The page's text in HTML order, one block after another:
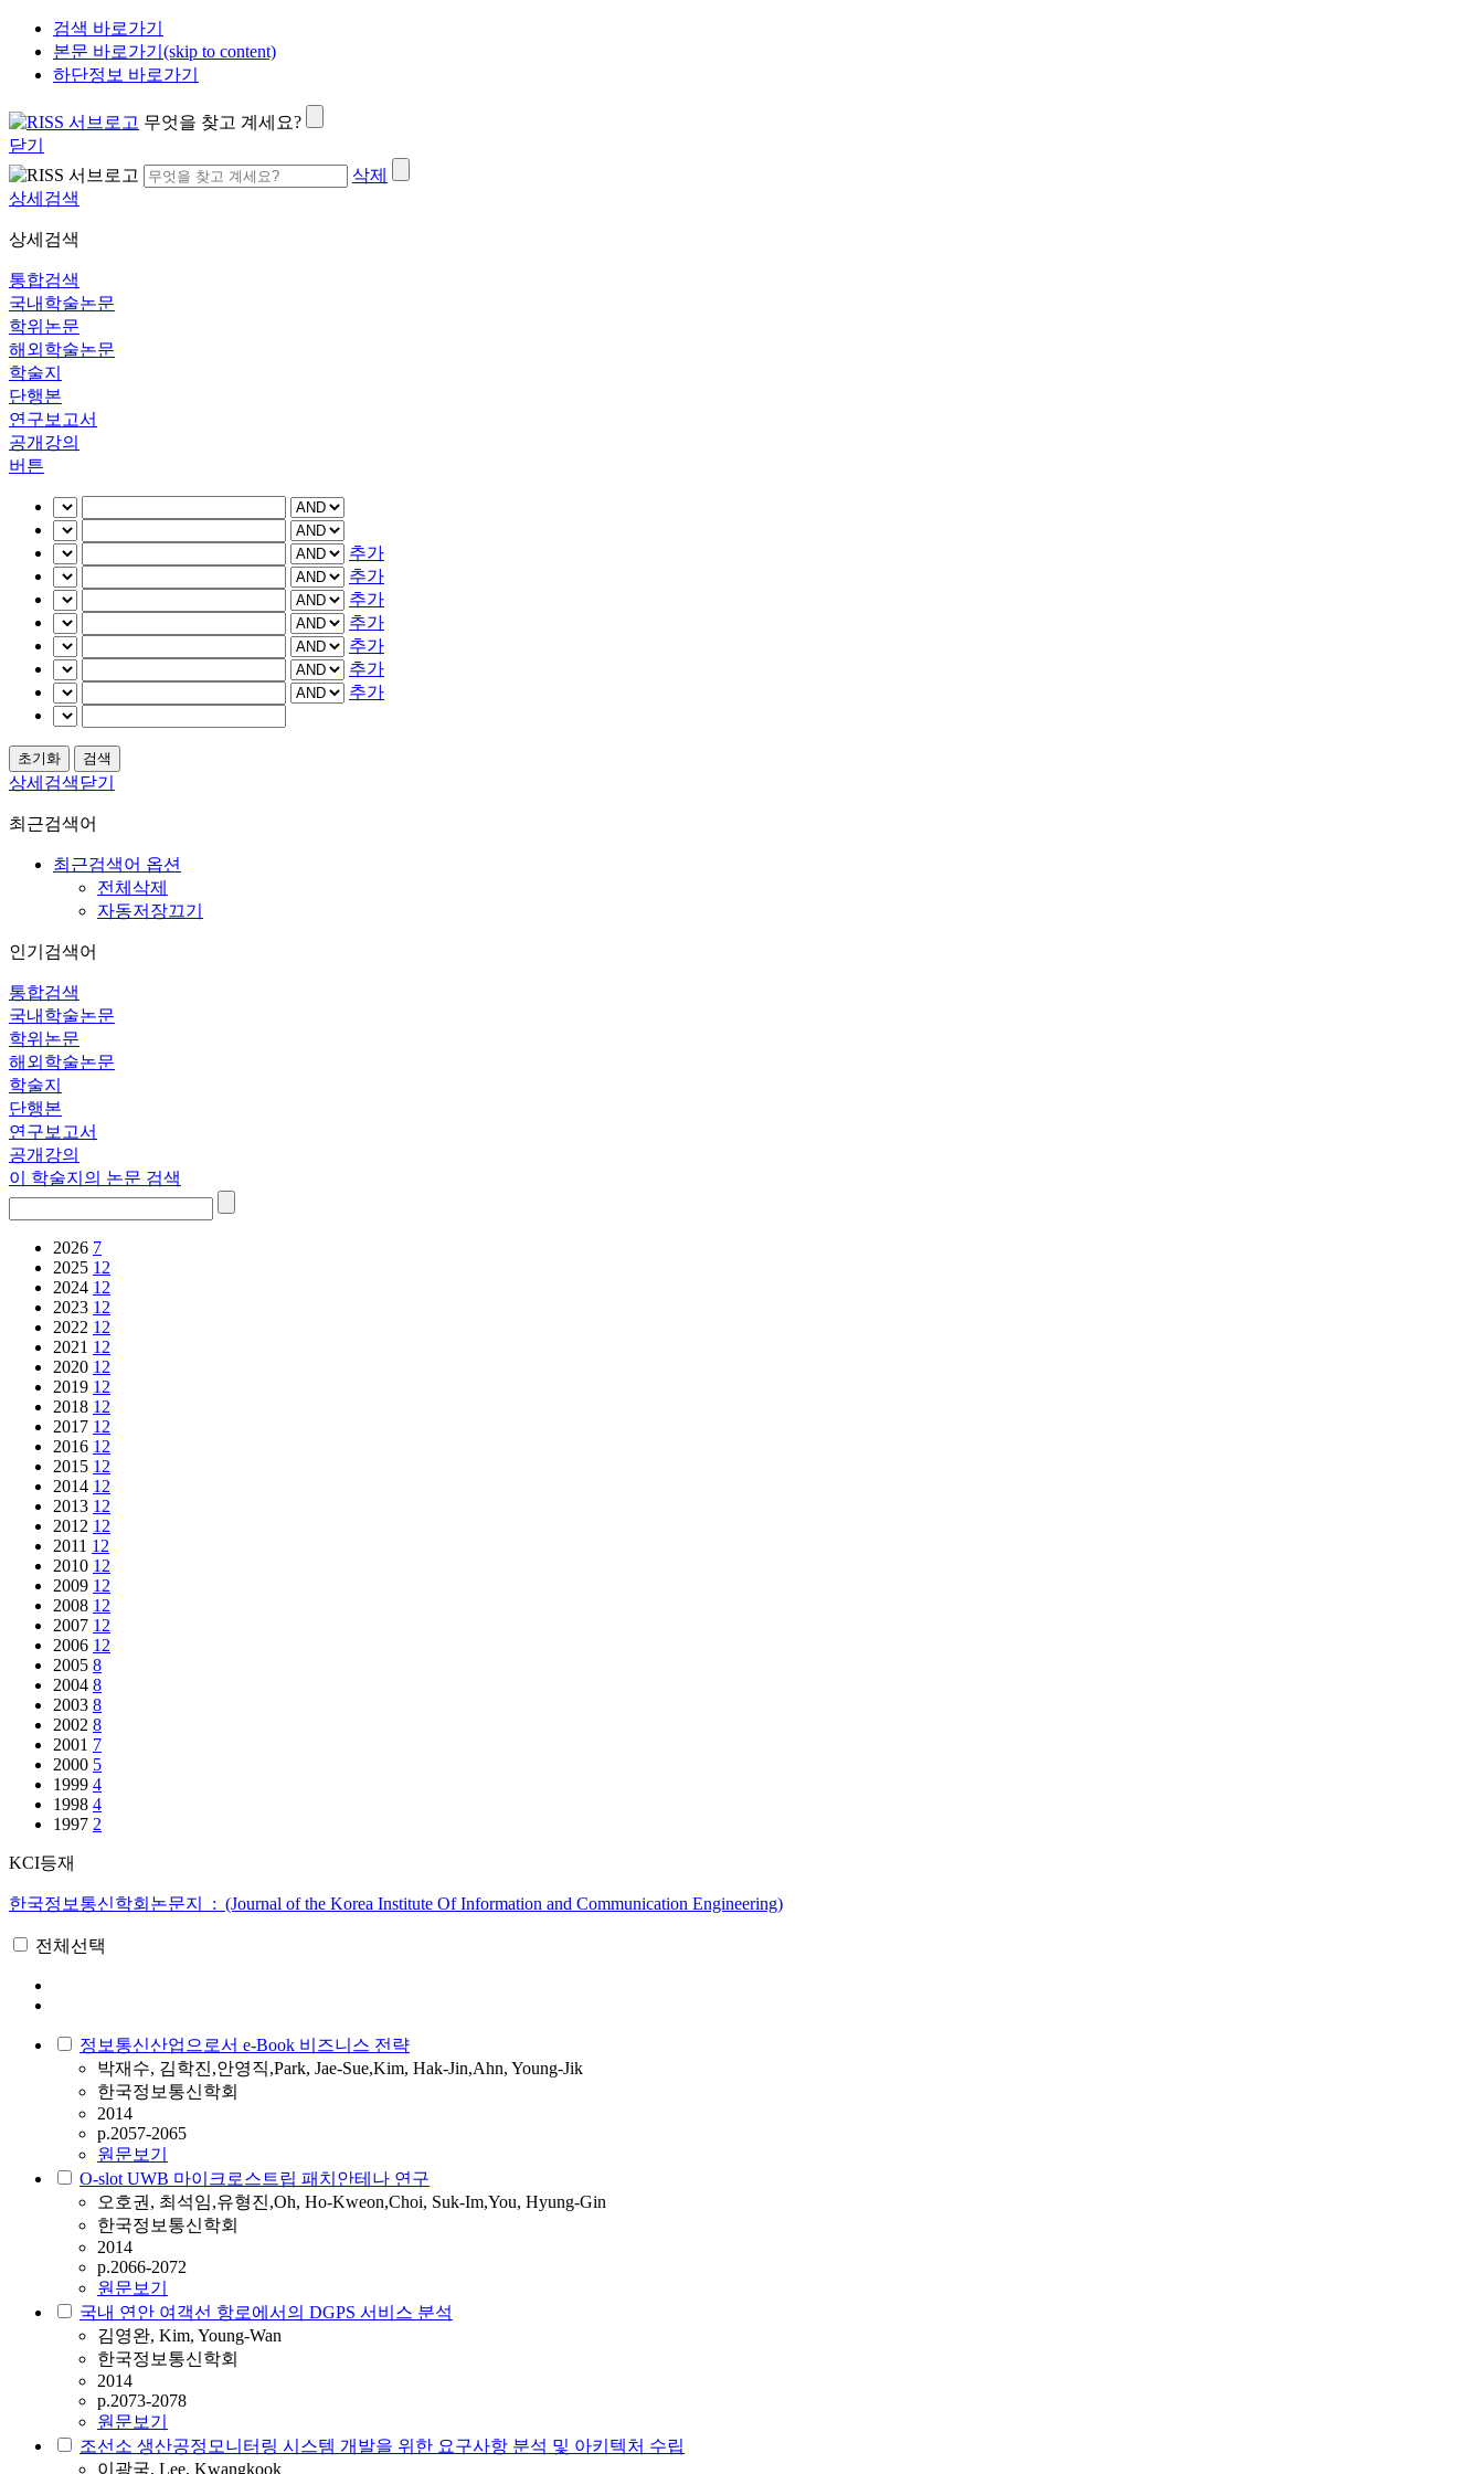
검색 바로가기
본문 바로가기(skip to content)
하단정보 바로가기
무엇을 찾고 계세요?
닫기
삭제
상세검색
상세검색
통합검색
국내학술논문
학위논문
해외학술논문
학술지
단행본
연구보고서
공개강의
버튼
추가
추가
추가
추가
추가
추가
추가
상세검색닫기
최근검색어
최근검색어 옵션
전체삭제
자동저장끄기
인기검색어
통합검색
국내학술논문
학위논문
해외학술논문
학술지
단행본
연구보고서
공개강의
이 학술지의 논문 검색
2026 7
2025 12
2024 12
2023 12
2022 12
2021 12
2020 12
2019 12
2018 12
2017 12
2016 12
2015 12
2014 12
2013 12
2012 12
2011 12
2010 12
2009 12
2008 12
2007 12
2006 12
2005 8
2004 8
2003 8
2002 8
2001 7
2000 5
1999 4
1998 4
1997 2
KCI등재
한국정보통신학회논문지 : (Journal of the Korea Institute Of Information and Communication Engineering)
전체선택
정보통신산업으로서 e-Book 비즈니스 전략
박재수, 김학진,안영직,Park, Jae-Sue,Kim, Hak-Jin,Ahn, Young-Jik
한국정보통신학회
2014
p.2057-2065
원문보기
O-slot UWB 마이크로스트립 패치안테나 연구
오호권, 최석임,유형진,Oh, Ho-Kweon,Choi, Suk-Im,You, Hyung-Gin
한국정보통신학회
2014
p.2066-2072
원문보기
국내 연안 여객선 항로에서의 DGPS 서비스 분석
김영완, Kim, Young-Wan
한국정보통신학회
2014
p.2073-2078
원문보기
조선소 생산공정모니터링 시스템 개발을 위한 요구사항 분석 및 아키텍처 수립
이광국, Lee, Kwangkook